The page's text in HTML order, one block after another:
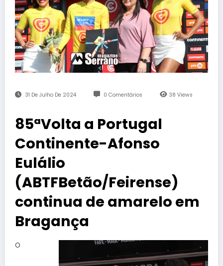
31 De Julho De 2024 0 Comentários 38Views
85ªVolta a Portugal
Continente-Afonso
Eulálio
(ABTFBetão/Feirense)
continua de amarelo em
Bragança
O